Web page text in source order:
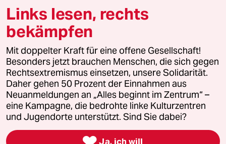
© 2026 taz Verlags und Vertriebs GmbH
Alle Rechte vorbehalten. Bei rechtlichen Fragen oder für Genehmigungen
wenden Sie sich bitte an
lizenzen@taz.de
Feedback Redaktionsstatut Kommune-Richtlinien
Leitlinie Informant Datenschutz Impressum AGB
Seitenwende Einwilligungen widerrufen (Ads)
Links lesen, rechts
bekämpfen
Mit doppelter Kraft für eine offene Gesellschaft!
Besonders jetzt brauchen Menschen, die sich gegen
Rechtsextremismus einsetzen, unsere Solidarität.
Daher gehen 50 Prozent der Einnahmen aus
Neuanmeldungen an „Alles beginnt im Zentrum“ –
eine Kampagne, die bedrohte linke Kulturzentren
und Jugendorte unterstützt. Sind Sie dabei?
Ja, ich will